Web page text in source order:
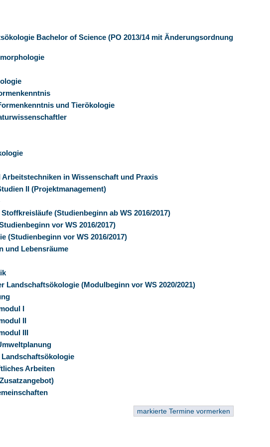
Bachelor of Science (PO 2013/14 mit Änderungsordnung
und Tierökologie
Arbeitstechniken in Wissenschaft und Praxis
II (Projektmanagement)
(Studienbeginn ab WS 2016/2017)
vor WS 2016/2017)
(Studienbeginn vor WS 2016/2017)
und Lebensräume
Landschaftsökologie (Modulbeginn vor WS 2020/2021)
I
II
III
Arbeiten